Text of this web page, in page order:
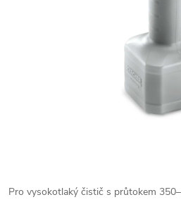
Pro vysokotlaký čistič s průtokem